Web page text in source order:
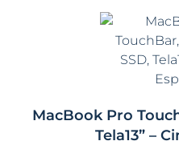
MacBook Pro
Tela13” –